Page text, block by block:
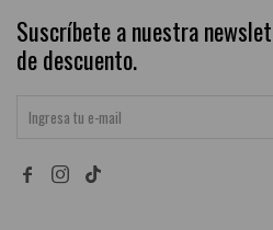
Suscríbete a nuestra
de descuento.
 